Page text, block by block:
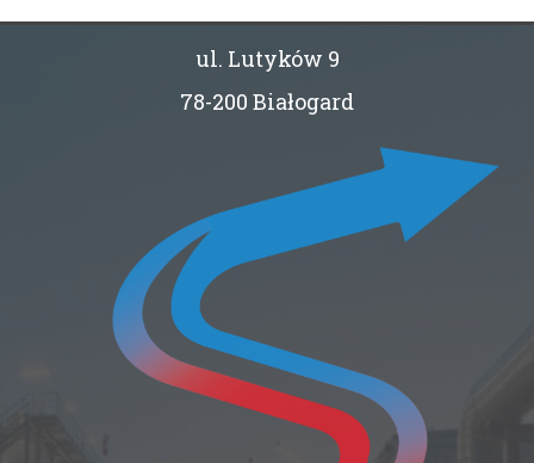
ul. Lutyków 9
78-200 Białogard